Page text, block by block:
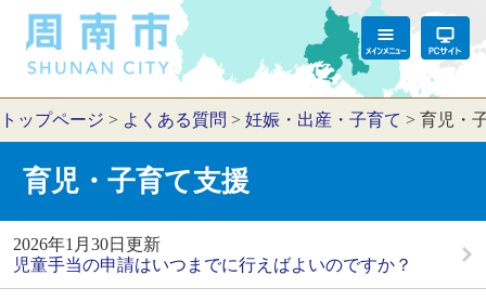
トップページ > よくある質問 > 妊娠・出産・子育て > 育児・
育児・子育て支援
2026年1月30日更新
児童手当の申請はいつまでに行えばよいのですか？